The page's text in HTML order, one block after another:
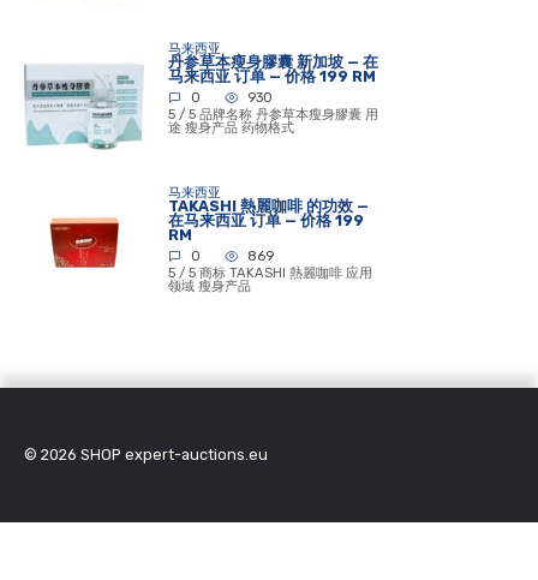
马来西亚
丹参草本瘦身膠囊 新加坡 — 在
马来西亚 订单 — 价格 199 RM
0
930
5 / 5 品牌名称 丹参草本瘦身膠囊 用
途 瘦身产品 药物格式
马来西亚
TAKASHI 熱麗咖啡 的功效 —
在马来西亚 订单 — 价格 199
RM
0
869
5 / 5 商标 TAKASHI 熱麗咖啡 应用
领域 瘦身产品
© 2026 SHOP expert-auctions.eu